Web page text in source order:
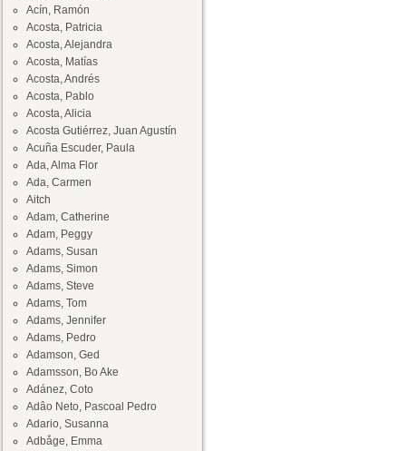
Acín, Ramón
Acosta, Patricia
Acosta, Alejandra
Acosta, Matías
Acosta, Andrés
Acosta, Pablo
Acosta, Alicia
Acosta Gutiérrez, Juan Agustín
Acuña Escuder, Paula
Ada, Alma Flor
Ada, Carmen
Aitch
Adam, Catherine
Adam, Peggy
Adams, Susan
Adams, Simon
Adams, Steve
Adams, Tom
Adams, Jennifer
Adams, Pedro
Adamson, Ged
Adamsson, Bo Ake
Adánez, Coto
Adâo Neto, Pascoal Pedro
Adario, Susanna
Adbåge, Emma